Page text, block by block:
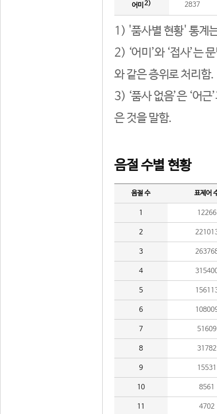
어미 2) 2837
1) '품사별 현황' 통계
2) ‘어미’와 ‘접사’는
와 같은 층위로 처리함.
3) ‘품사 없음’은 ‘어
은 것을 말함.
음절 수별 현황
음절 수 표제어
1 12266
2
3
4
5
6
7 51609
8 31782
9 15531
10 8561
11 4702